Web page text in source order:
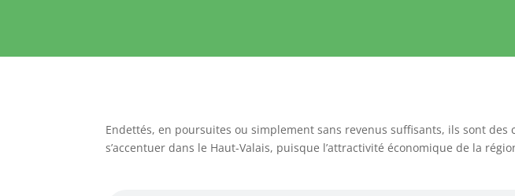
Endettés, en poursuites ou simplement sans revenus suffisants, ils sont
s’accentuer dans le Haut-Valais, puisque l’attractivité économique de la